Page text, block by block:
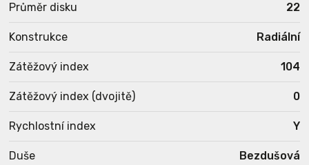
Průměr disku 22
Konstrukce Radiální
Zátěžový index 104
Zátěžový index (dvojitě) 0
Rychlostní index Y
Duše Bezdušová